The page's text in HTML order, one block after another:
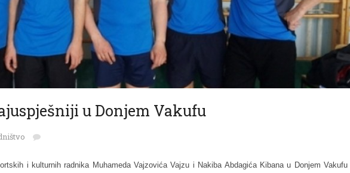
u Donjem Vakufu
i kulturnih radnika Muhameda Vajzovića Vajzu i Nakiba Abdagića Kibana u Donjem Vakufu